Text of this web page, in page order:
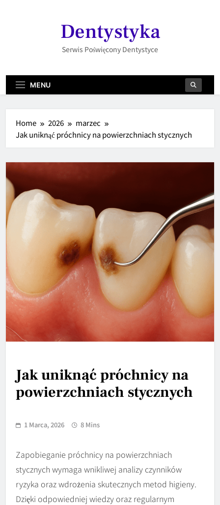
Dentystyka
Serwis Poświęcony Dentystyce
MENU
Home 2026
marzec
Jak uniknąć próchnicy na powierzchniach stycznych
Jak uniknąć próchnicy na
powierzchniach stycznych
1 Marca, 2026 8 Mins
Zapobieganie próchnicy na powierzchniach
stycznych wymaga wnikliwej analizy czynników
ryzyka oraz wdrożenia skutecznych metod higieny.
Dzięki odpowiedniej wiedzy oraz regularnym